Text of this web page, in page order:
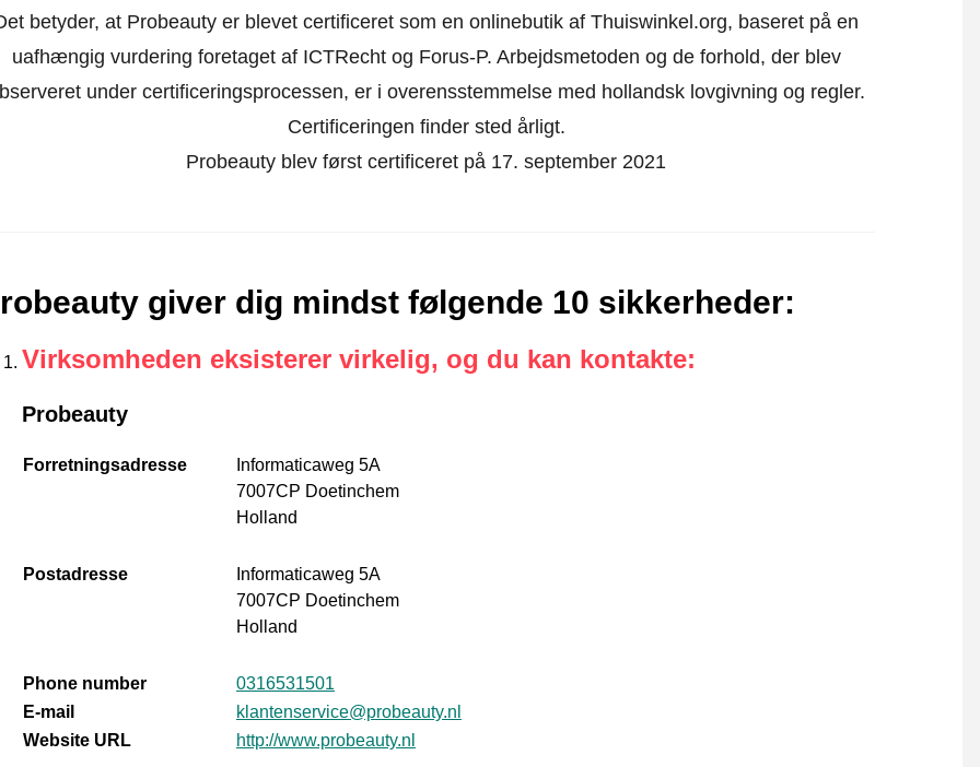
betyder, at Probeauty er blevet certificeret som en onlinebutik af Thuiswinkel.org, baseret på en
uafhængig vurdering foretaget af ICTRecht og Forus-P. Arbejdsmetoden og de forhold, der blev
under certificeringsprocessen, er i overensstemmelse med hollandsk lovgivning og regler.
Certificeringen finder sted årligt.
Probeauty blev først certificeret på 17. september 2021
giver dig mindst følgende 10 sikkerheder:
Virksomheden eksisterer virkelig, og du kan kontakte:
Probeauty
Forretningsadresse
Informaticaweg 5A
7007CP Doetinchem
Holland
Postadresse
Informaticaweg 5A
7007CP Doetinchem
Holland
Phone number
0316531501
E-mail
klantenservice@probeauty.nl
Website URL
http://www.probeauty.nl